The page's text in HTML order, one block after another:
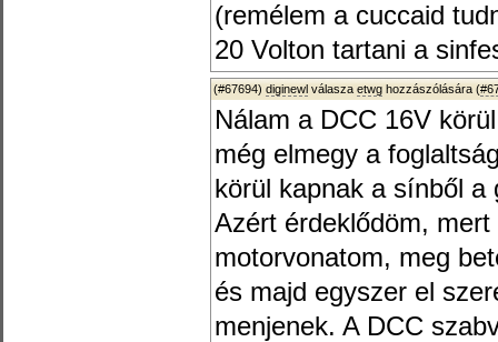
(remélem a cuccaid
20 Volton tartani a
(#67694) diginewl válasza etwg hozzászólására (
Nálam a DCC 16V
még elmegy a
körül kapnak a sínből a
Azért érdeklődöm,
motorvonatom, meg
és majd egyszer el
menjenek. A DCC